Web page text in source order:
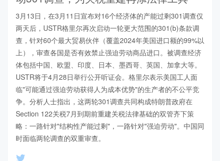
3月13日，在3月11日宣布对16个经济体的产能过剩301调查仅
两天后，USTR格里尔再次启动一轮更大范围的301(b)条款调
查，针对60个最大贸易伙伴（覆盖2024年美国进口额的99%以
上），审查各国是否有效禁止强迫劳动商品进口。被调查经济
体包括中国、欧盟、印度、日本、墨西哥、英国、加拿大等。
USTR将于4月28日举行公开听证会。格里尔表示美国工人面
临"可能通过强迫劳动获得人为成本优势"的生产者的不公平竞
争。分析人士指出，这两轮301调查共同构成特朗普政府在
Section 122关税7月到期前重建关税法律基础的双管齐下策
略：一路针对"结构性产能过剩"，一路针对"强迫劳动"。中国同
时面临两轮调查的双重审查。